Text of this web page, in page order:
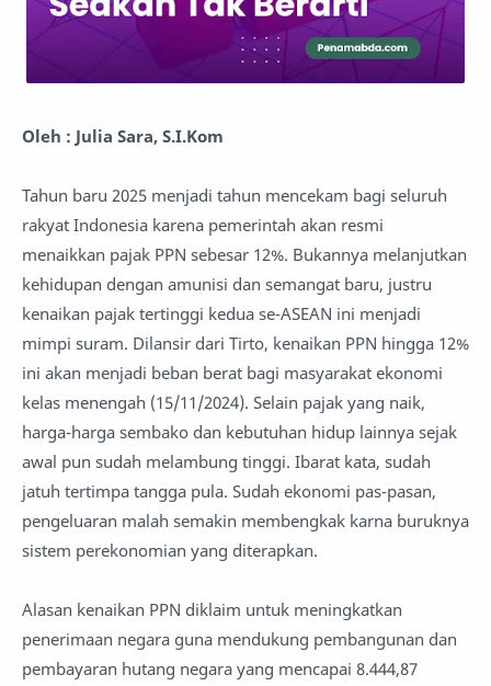
Oleh : Julia Sara, S.I.Kom
Tahun baru 2025 menjadi tahun mencekam bagi seluruh
rakyat Indonesia karena pemerintah akan resmi
menaikkan pajak PPN sebesar 12%. Bukannya melanjutkan
kehidupan dengan amunisi dan semangat baru, justru
kenaikan pajak tertinggi kedua se-ASEAN ini menjadi
mimpi suram. Dilansir dari Tirto, kenaikan PPN hingga 12%
ini akan menjadi beban berat bagi masyarakat ekonomi
kelas menengah (15/11/2024). Selain pajak yang naik,
harga-harga sembako dan kebutuhan hidup lainnya sejak
awal pun sudah melambung tinggi. Ibarat kata, sudah
jatuh tertimpa tangga pula. Sudah ekonomi pas-pasan,
pengeluaran malah semakin membengkak karna buruknya
sistem perekonomian yang diterapkan.
Alasan kenaikan PPN diklaim untuk meningkatkan
penerimaan negara guna mendukung pembangunan dan
pembayaran hutang negara yang mencapai 8.444,87